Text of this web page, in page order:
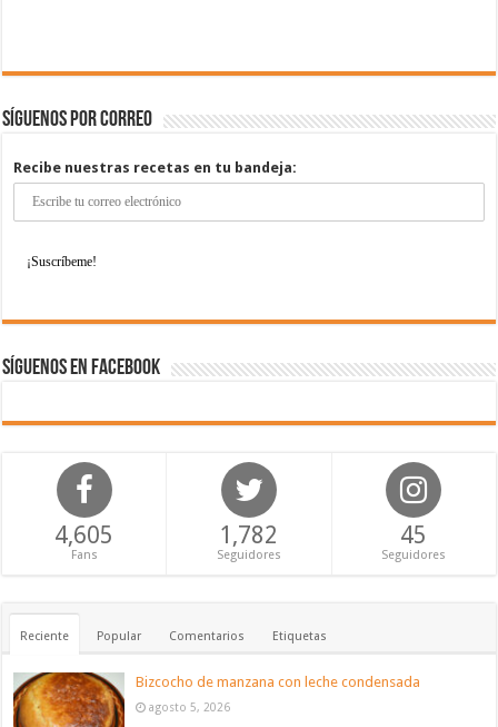
Síguenos por correo
Recibe nuestras recetas en tu bandeja:
Síguenos en Facebook
4,605
Fans
1,782
Seguidores
45
Seguidores
Reciente Popular Comentarios Etiquetas
Bizcocho de manzana con leche condensada
agosto 5, 2026